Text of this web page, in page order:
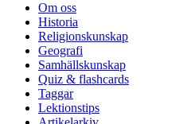
Om oss
Historia
Religionskunskap
Geografi
Samhällskunskap
Quiz & flashcards
Taggar
Lektionstips